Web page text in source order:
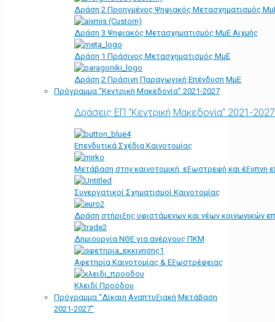
Δράση 2 Προηγμένος Ψηφιακός Μετασχηματισμός
Δράση 3 Ψηφιακός Μετασχηματισμός ΜμΕ Αιχμής
Δράση 1 Πράσινος Μετασχηματισμός ΜμΕ
Δράση 2 Πράσινη Παραγωγική Επένδυση ΜμΕ
Πρόγραμμα “Κεντρική Μακεδονία” 2021-2027
Δράσεις ΕΠ "Κεντρική Μακεδονία" 2021-2027
Επενδυτικά Σχέδια Καινοτομίας
Μετάβαση στην καινοτομική, εξωστρεφή και έξυπνη
Συνεργατικοί Σχηματισμοί Καινοτομίας
Δράση στήριξης υφιστάμενων και νέων κοινωνικών
Δημιουργία ΝΘΕ για ανέργους ΠΚΜ
Αφετηρία Kαινοτομίας & Εξωστρέφειας
Κλειδί Προόδου
Πρόγραμμα “Δίκαιη Αναπτυξιακή Μετάβαση
2021-2027”